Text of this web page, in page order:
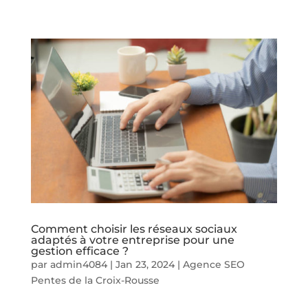
Comment choisir les réseaux sociaux
adaptés à votre entreprise pour une
gestion efficace ?
par admin4084| Jan 23, 2024| Agence SEO
Pentes de la Croix-Rousse